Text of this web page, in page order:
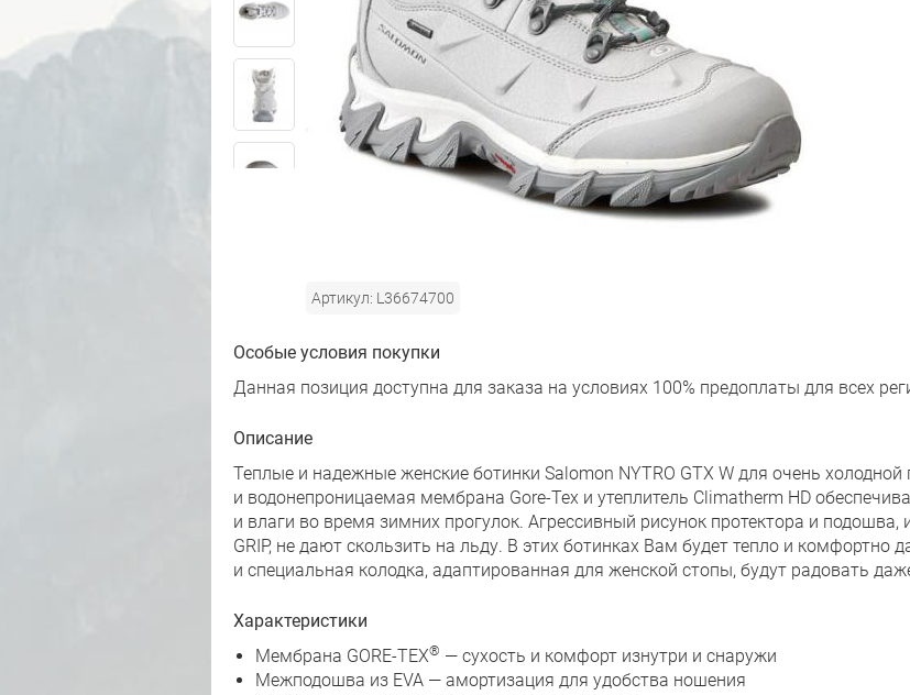
Артикул: L36674700
Особые условия покупки
Данная позиция доступна для заказа на условиях 100% предоплаты для всех
Описание
Теплые и надежные женские ботинки Salomon NYTRO GTX W для очень
и водонепроницаемая мембрана Gore-Tex и утеплитель Climatherm HD
и влаги во время зимних прогулок. Агрессивный рисунок протектора и подошва,
GRIP, не дают скользить на льду. В этих ботинках Вам будет тепло и комфортно
и специальная колодка, адаптированная для женской стопы, будут радовать
Характеристики
Мембрана GORE-TEX® — сухость и комфорт изнутри и снаружи
Межподошва из EVA — амортизация для удобства ношения